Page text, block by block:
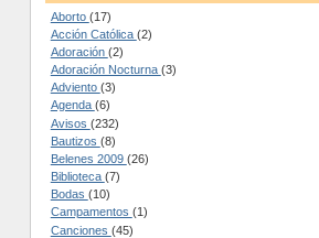
Aborto (17)
Acción Católica (2)
Adoración (2)
Adoración Nocturna (3)
Adviento (3)
Agenda (6)
Avisos (232)
Bautizos (8)
Belenes 2009 (26)
Biblioteca (7)
Bodas (10)
Campamentos (1)
Canciones (45)